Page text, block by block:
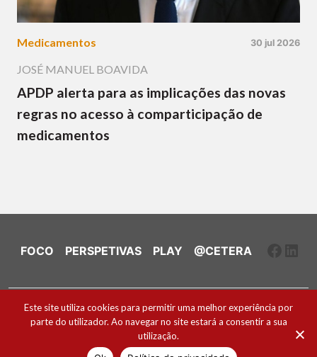
Medicamentos 30 jul 2026
JOSÉ MANUEL BOAVIDA
APDP alerta para as implicações das novas
regras no acesso à comparticipação de
medicamentos
FOCO PERSPETIVAS PLAY @CETERA
Ficha Técnica e Estatuto Editorial
Política de Cookies
2026 ® Todos os direitos reservados
Este site utiliza cookies para permitir uma melhor experiência por
parte do utilizador. Ao navegar no site estará a consentir a sua
utilização.